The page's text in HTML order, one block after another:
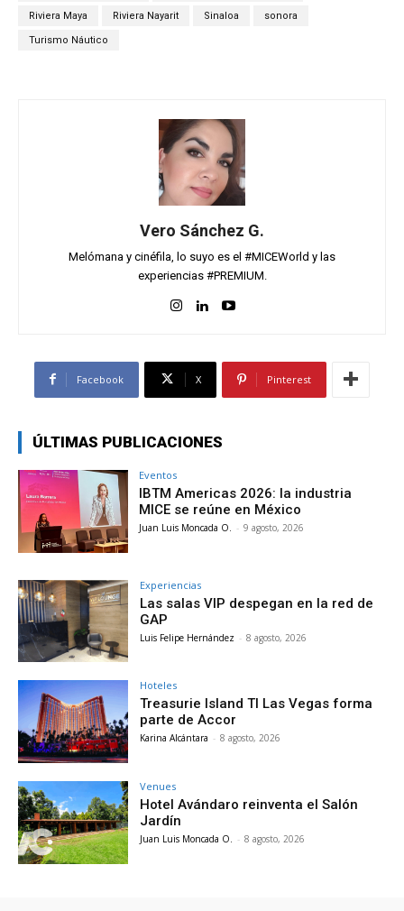
Riviera Maya Riviera Nayarit Sinaloa sonora
Turismo Náutico
Vero Sánchez G.
Melómana y cinéfila, lo suyo es el #MICEWorld y las
experiencias #PREMIUM.
Facebook X Pinterest
ÚLTIMAS PUBLICACIONES
Eventos
IBTM Americas 2026: la industria
MICE se reúne en México
Juan Luis Moncada O. - 9 agosto, 2026
Experiencias
Las salas VIP despegan en la red de
GAP
Luis Felipe Hernández - 8 agosto, 2026
Hoteles
Treasurie Island TI Las Vegas forma
parte de Accor
Karina Alcántara - 8 agosto, 2026
Venues
Hotel Avándaro reinventa el Salón
Jardín
Juan Luis Moncada O. - 8 agosto, 2026